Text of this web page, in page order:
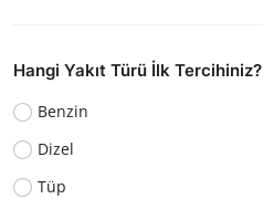
Hangi Yakıt Türü İlk Tercihiniz?
Benzin
Dizel
Tüp